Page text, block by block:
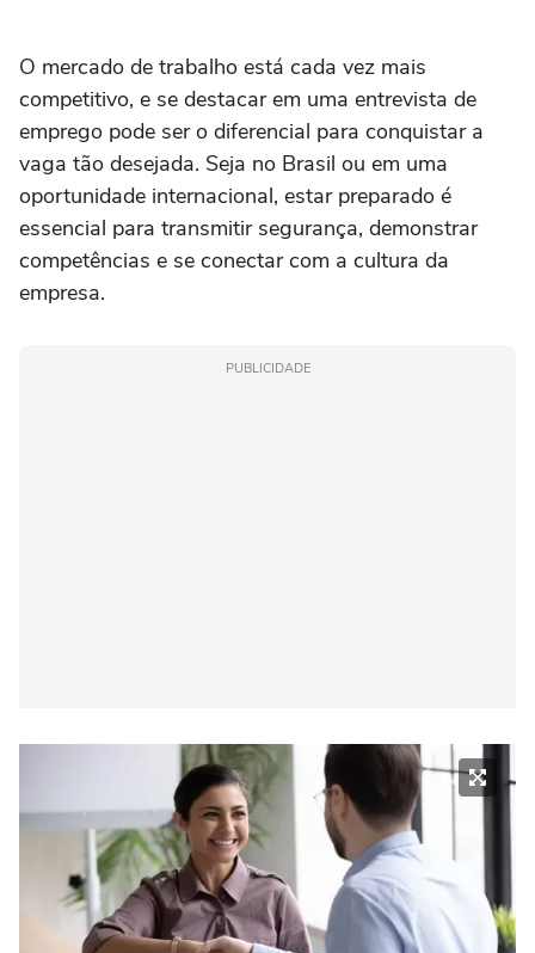
O mercado de trabalho está cada vez mais
competitivo, e se destacar em uma entrevista de
emprego pode ser o diferencial para conquistar a
vaga tão desejada. Seja no Brasil ou em uma
oportunidade internacional, estar preparado é
essencial para transmitir segurança, demonstrar
competências e se conectar com a cultura da
empresa.
PUBLICIDADE